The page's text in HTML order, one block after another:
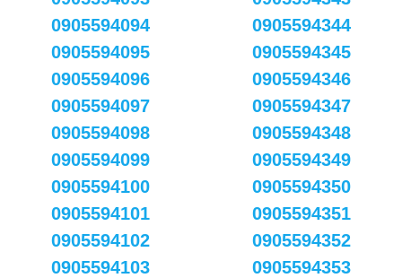
0905594094
0905594095
0905594096
0905594097
0905594098
0905594099
0905594100
0905594101
0905594102
0905594103
0905594344
0905594345
0905594346
0905594347
0905594348
0905594349
0905594350
0905594351
0905594352
0905594353